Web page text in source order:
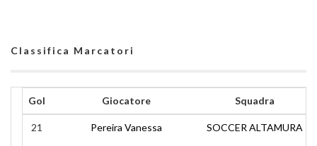
Classifica Marcatori
Gol Giocatore Squadra
21 Pereira Vanessa SOCCER ALTAMURA